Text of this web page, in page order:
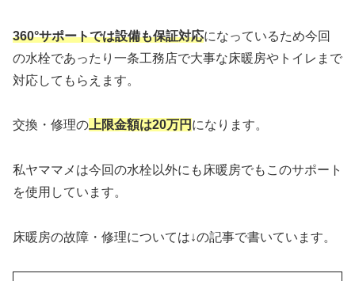
360°サポートでは設備も保証対応になっているため今回
の水栓であったり一条工務店で大事な床暖房やトイレまで
対応してもらえます。
交換・修理の上限金額は20万円 になります。
私ヤママメは今回の水栓以外にも床暖房でもこのサポート
を使用しています。
床暖房の故障・修理については↓の記事で書いています。